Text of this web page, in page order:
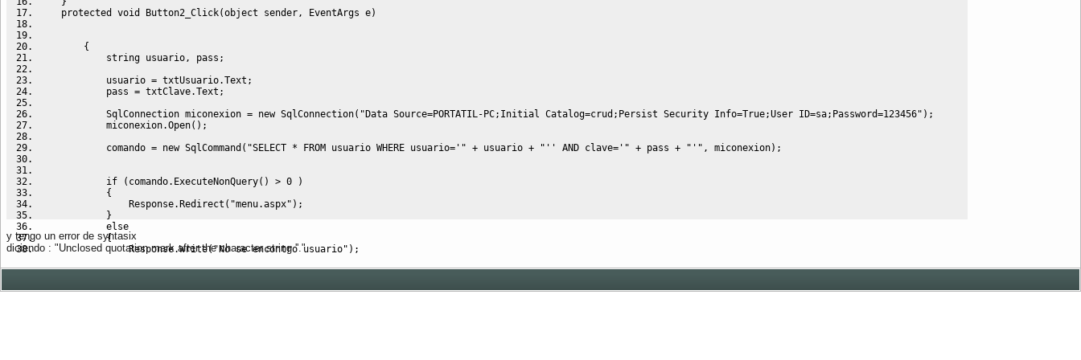
protected void Button2_Click(object sender, EventArgs e)
{
string usuario, pass ;
usuario = txtUsuario.Text ;
pass = txtClave.Text ;
SqlConnection miconexion = new SqlConnection( "Data Source=PORTATIL-PC;Initial Catalog=crud;Persist Security Info=True;User ID=sa;Password=123456" ) ;
miconexion.Open( ) ;
comando = new SqlCommand ( "SELECT * FROM usuario WHERE usuario='" + usuario + "'' AND clave='" + pass + "'" , miconexion) ;
if ( comando. ExecuteNonQuery( ) > 0
)
{
Response. Redirect ( "menu.aspx" ) ;
}
else
{
Response.Write("No se encontro usuario" ) ;
}
y tengo un error de syntasix
diciendo : "Unclosed quotation mark after the character string ''."